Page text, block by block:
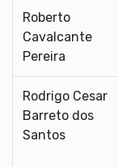
Roberto
Cavalcante
Pereira
Rodrigo Cesar
Barreto dos
Santos